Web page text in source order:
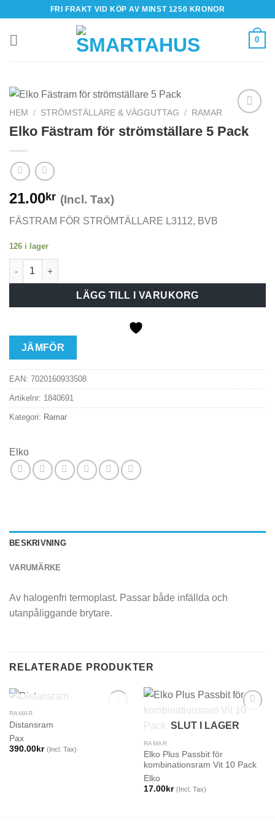
content
FRI FRAKT VID KÖP AV MINST 1250 KRONOR
0
HEM / STRÖMSTÄLLARE & VÄGGUTTAG / RAMAR
Elko Fästram för strömställare 5 Pack
21.00kr (Incl. Tax)
FÄSTRAM FÖR STRÖMTÄLLARE L3112, BVB
126 i lager
Elko Fästram för strömställare 5 Pack mängd
LÄGG TILL I VARUKORG
JÄMFÖR
EAN: 7020160933508
Artikelnr: 1840691
Kategori: Ramar
Elko
BESKRIVNING
VARUMÄRKE
Av halogenfri termoplast. Passar både infällda och
utanpåliggande brytare.
RELATERADE PRODUKTER
RAMAR
Distansram
Pax
390.00kr (Incl. Tax)
SLUT I LAGER
RAMAR
Elko Plus Passbit för
kombinationsram Vit 10 Pack
Elko
17.00kr (Incl. Tax)